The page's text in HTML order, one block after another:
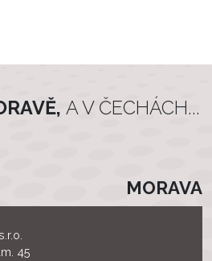
A V ČECHÁCH...
MORAVA
45